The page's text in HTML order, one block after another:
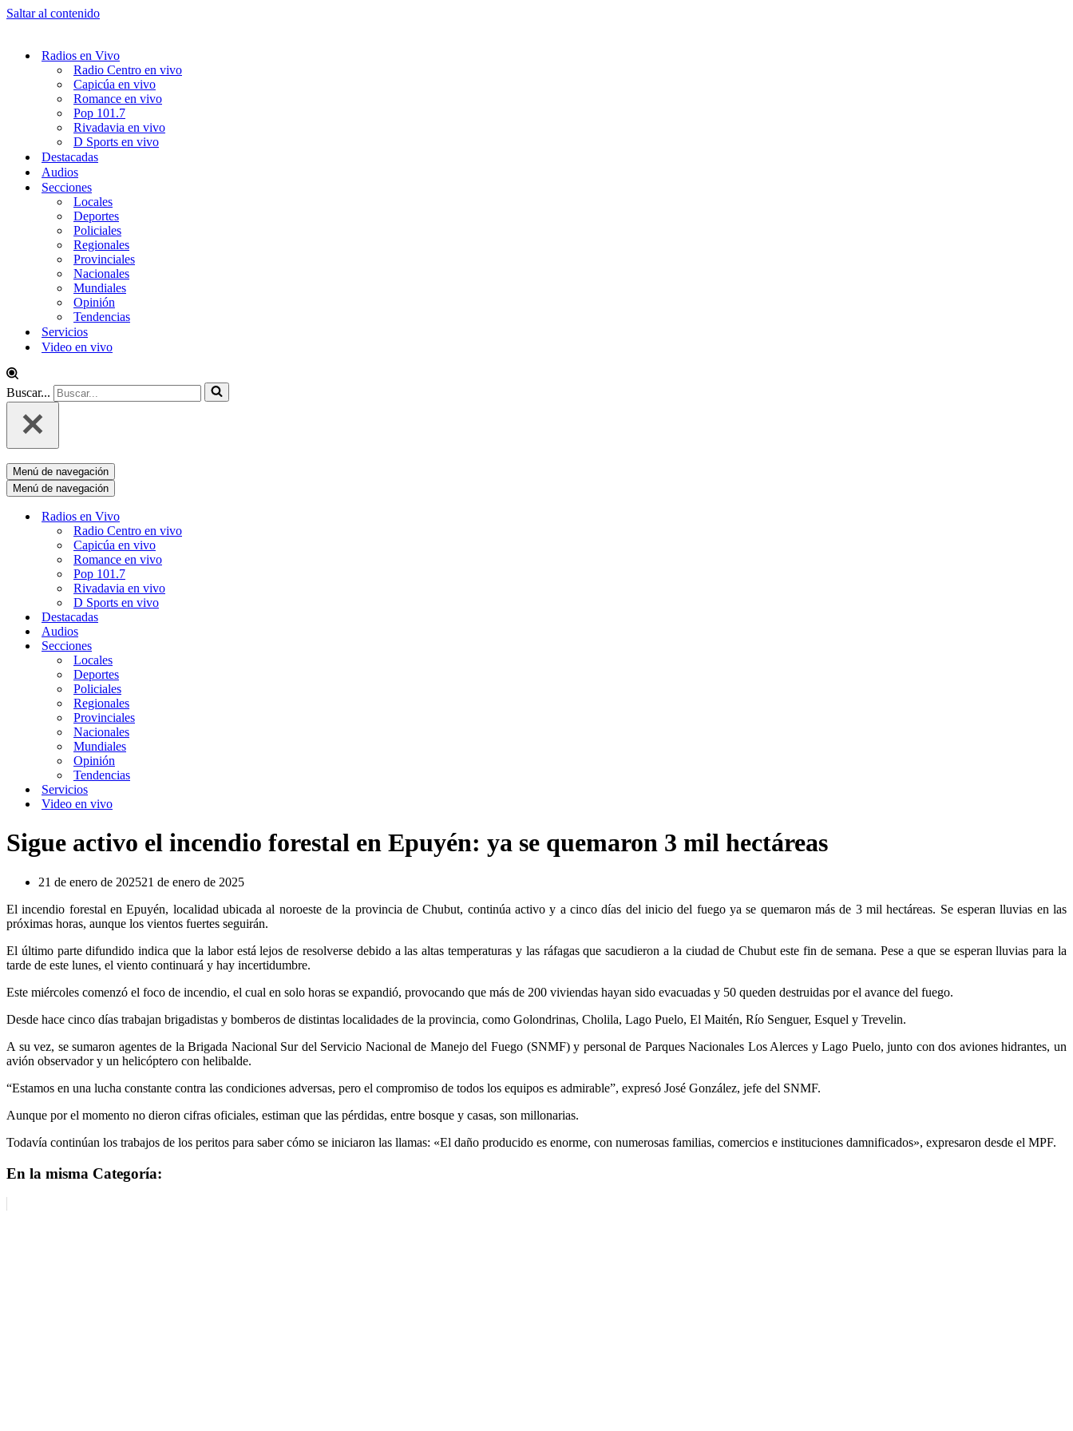
Saltar al contenido
Radios en Vivo
Radio Centro en vivo
Capicúa en vivo
Romance en vivo
Pop 101.7
Rivadavia en vivo
D Sports en vivo
Destacadas
Audios
Secciones
Locales
Deportes
Policiales
Regionales
Provinciales
Nacionales
Mundiales
Opinión
Tendencias
Servicios
Video en vivo
Buscar...
Menú de navegación
Menú de navegación
Radios en Vivo
Radio Centro en vivo
Capicúa en vivo
Romance en vivo
Pop 101.7
Rivadavia en vivo
D Sports en vivo
Destacadas
Audios
Secciones
Locales
Deportes
Policiales
Regionales
Provinciales
Nacionales
Mundiales
Opinión
Tendencias
Servicios
Video en vivo
Sigue activo el incendio forestal en Epuyén: ya se quemaron 3 mil hectáreas
21 de enero de 202521 de enero de 2025
El incendio forestal en Epuyén, localidad ubicada al noroeste de la provincia de Chubut, continúa activo y a cinco días del inicio del fuego ya se quemaron más de 3 mil hectáreas. Se esperan lluvias en las
próximas horas, aunque los vientos fuertes seguirán.
El último parte difundido indica que la labor está lejos de resolverse debido a las altas temperaturas y las ráfagas que sacudieron a la ciudad de Chubut este fin de semana. Pese a que se esperan lluvias para la
tarde de este lunes, el viento continuará y hay incertidumbre.
Este miércoles comenzó el foco de incendio, el cual en solo horas se expandió, provocando que más de 200 viviendas hayan sido evacuadas y 50 queden destruidas por el avance del fuego.
Desde hace cinco días trabajan brigadistas y bomberos de distintas localidades de la provincia, como Golondrinas, Cholila, Lago Puelo, El Maitén, Río Senguer, Esquel y Trevelin.
A su vez, se sumaron agentes de la Brigada Nacional Sur del Servicio Nacional de Manejo del Fuego (SNMF) y personal de Parques Nacionales Los Alerces y Lago Puelo, junto con dos aviones hidrantes, un
avión observador y un helicóptero con helibalde.
“Estamos en una lucha constante contra las condiciones adversas, pero el compromiso de todos los equipos es admirable”, expresó José González, jefe del SNMF.
Aunque por el momento no dieron cifras oficiales, estiman que las pérdidas, entre bosque y casas, son millonarias.
Todavía continúan los trabajos de los peritos para saber cómo se iniciaron las llamas: «El daño producido es enorme, con numerosas familias, comercios e instituciones damnificados», expresaron desde el MPF.
En la misma Categoría: